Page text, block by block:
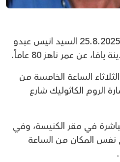
تُوفي صباح اليوم الاثنين 25.8.2025 السيد انيس عبدو
عن عمر ناهز 80 عاماً.
الساعة الخامسة من
الروم الكاثوليك شارع
في مقر الكنيسة، وفي
نفس المكان من الساعة